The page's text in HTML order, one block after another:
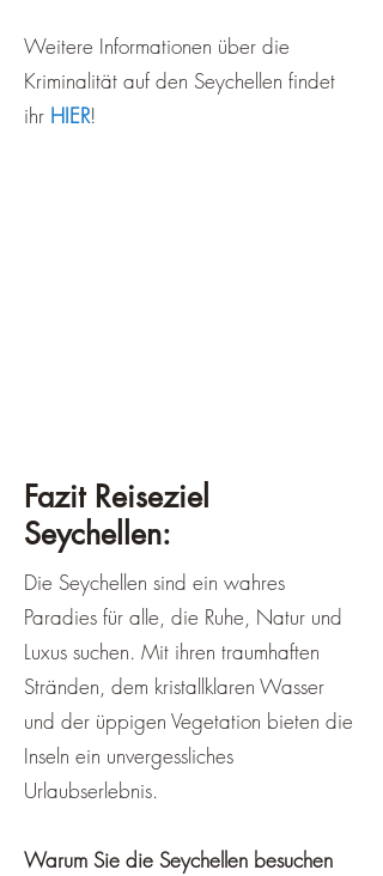
Weitere Informationen über die
Kriminalität auf den Seychellen findet
ihr HIER!
Fazit Reiseziel
Seychellen:
Die Seychellen sind ein wahres
Paradies für alle, die Ruhe, Natur und
Luxus suchen. Mit ihren traumhaften
Stränden, dem kristallklaren Wasser
und der üppigen Vegetation bieten die
Inseln ein unvergessliches
Urlaubserlebnis.
Warum Sie die Seychellen besuchen